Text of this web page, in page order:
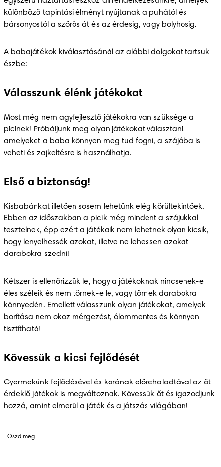
különböző tapintási élményt nyújtanak a puhától és
bársonyostól a szőrös át és az érdesig, vagy bolyhosig.
A babajátékok kiválasztásánál az alábbi dolgokat tartsuk
észbe:
Válasszunk élénk játékokat
Most még nem agyfejlesztő játékokra van szüksége a
picinek! Próbáljunk meg olyan játékokat választani,
amelyeket a baba könnyen meg tud fogni, a szájába is
veheti és zajkeltésre is használhatja.
Első a biztonság!
Kisbabánkat illetően sosem lehetünk elég körültekintőek.
Ebben az időszakban a picik még mindent a szájukkal
tesztelnek, épp ezért a játékaik nem lehetnek olyan kicsik,
hogy lenyelhessék azokat, illetve ne lehessen azokat
darabokra szedni!
Kétszer is ellenőrizzük le, hogy a játékoknak nincsenek-e
éles széleik és nem törnek-e le, vagy törnek darabokra
könnyedén. Emellett válasszunk olyan játékokat, amelyek
borítása nem okoz mérgezést, ólommentes és könnyen
tisztítható!
Kövessük a kicsi fejlődését
Gyermekünk fejlődésével és korának előrehaladtával az őt
érdeklő játékok is megváltoznak. Kövessük őt és igazodjunk
hozzá, amint elmerül a játék és a játszás világában!
Oszd meg